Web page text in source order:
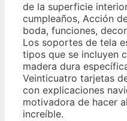
de la superficie
cumpleaños, Acción
boda, funciones,
Los soportes de tela
tipos que se incluyen
madera dura
Veinticuatro tarjetas
con explicaciones
motivadora de hacer
increíble.